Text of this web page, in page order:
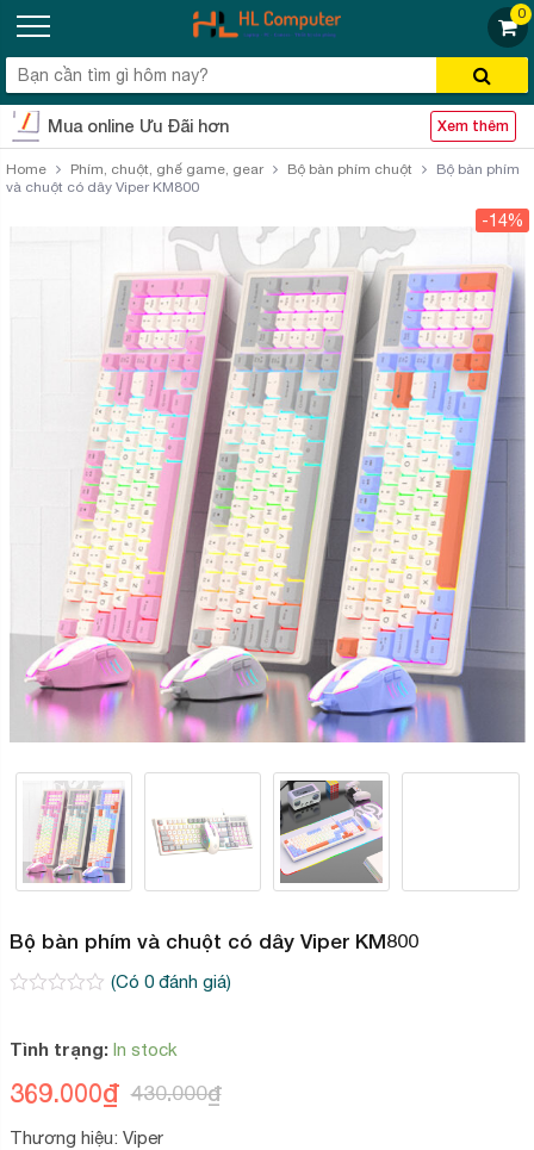
0
Mua online Ưu Đãi hơn Xem thêm
Home Phím, chuột, ghế game, gear Bộ bàn phím chuột
Bộ bàn phím
và chuột có dây Viper KM800
-14%
Bộ bàn phím và chuột có dây Viper KM800
5
trên
đánh
(Có 0đánh giá)
Tình trạng: In stock
430.000₫
369.000₫
Thương hiệu: Viper